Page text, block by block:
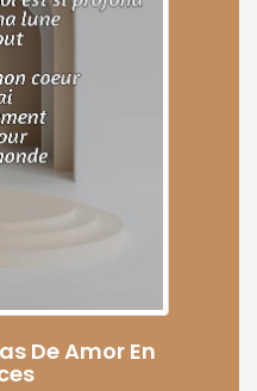
De Amor En